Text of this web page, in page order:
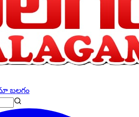
బలగం